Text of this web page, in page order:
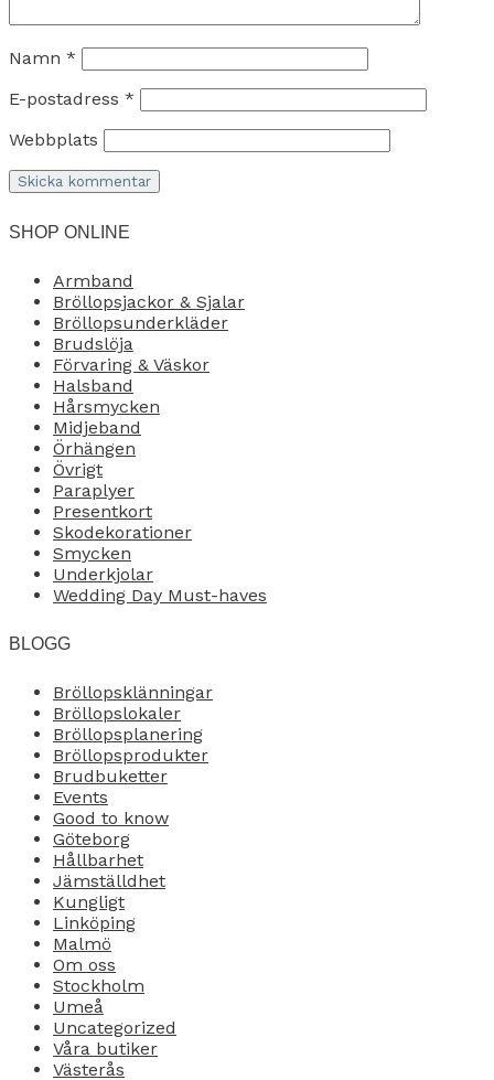
Namn *
E-postadress *
Webbplats
SHOP ONLINE
Armband
Bröllopsjackor & Sjalar
Bröllopsunderkläder
Brudslöja
Förvaring & Väskor
Halsband
Hårsmycken
Midjeband
Örhängen
Övrigt
Paraplyer
Presentkort
Skodekorationer
Smycken
Underkjolar
Wedding Day Must-haves
BLOGG
Bröllopsklänningar
Bröllopslokaler
Bröllopsplanering
Bröllopsprodukter
Brudbuketter
Events
Good to know
Göteborg
Hållbarhet
Jämställdhet
Kungligt
Linköping
Malmö
Om oss
Stockholm
Umeå
Uncategorized
Våra butiker
Västerås